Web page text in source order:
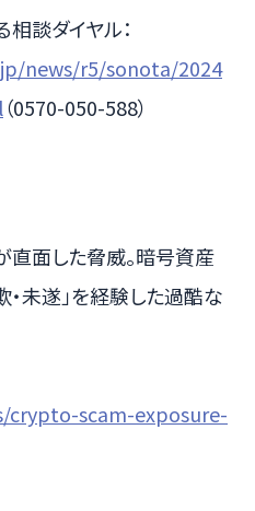
談ダイヤル：
news/r5/sonota/2024
（0570-050-588）
面した脅威。暗号資産
未遂」を経験した過酷な
crypto-scam-exposure-